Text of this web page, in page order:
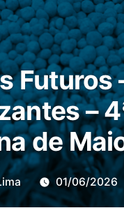
Futuros
–
de
01/06/2026